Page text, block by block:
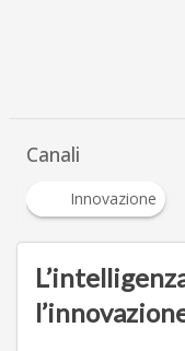
Canali
Innovazione